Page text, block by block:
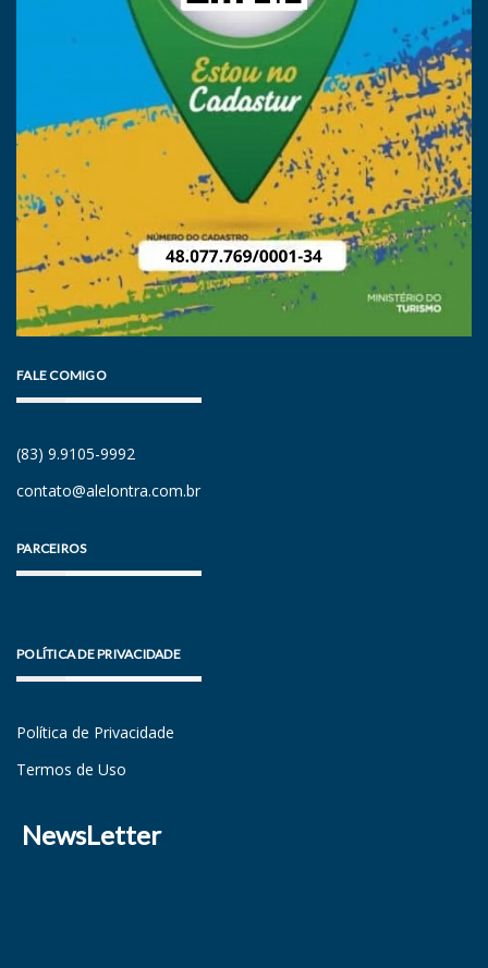
FALE COMIGO
(83) 9.9105-9992
contato@alelontra.com.br
PARCEIROS
POLÍTICA DE PRIVACIDADE
Política de Privacidade
Termos de Uso
NewsLetter